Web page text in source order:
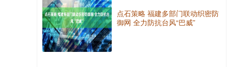
点石策略 福建多部门联动织密防
御网 全力防抗台风“巴威”